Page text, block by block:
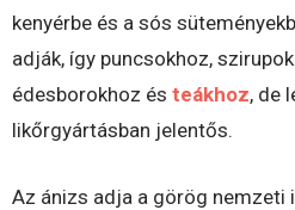
kenyérbe és a sós
adják, így puncsokhoz,
édesborokhoz és teákhoz, de
likőrgyártásban jelentős.
Az ánizs adja a görög nemzeti